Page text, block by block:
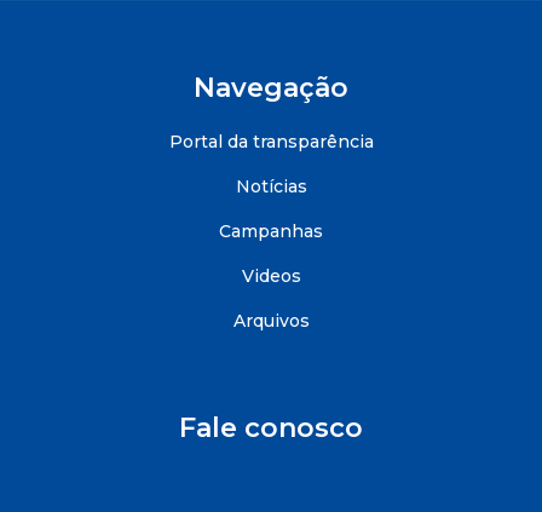
Navegação
Portal da transparência
Notícias
Campanhas
Videos
Arquivos
Fale conosco